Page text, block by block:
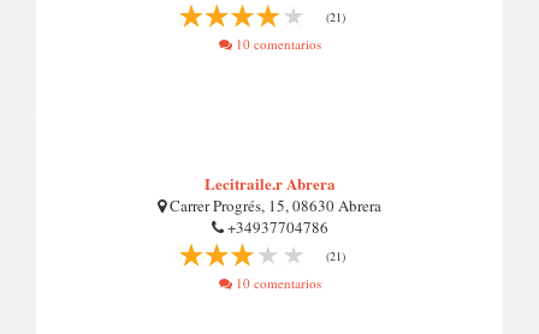
(21)
10 comentarios
Lecitraile.r Abrera
Carrer Progrés, 15, 08630 Abrera
+34937704786
(21)
10 comentarios